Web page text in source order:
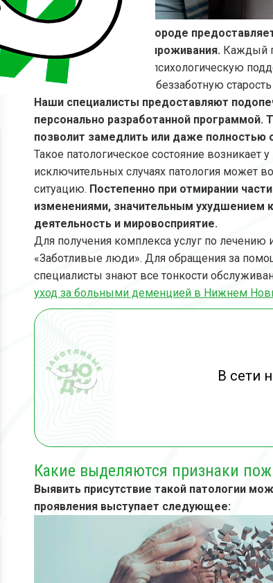
люди» в Нижнем Новгороде
безопасные условия проживания. Каждый
восстановления, уход, психологическую
получать счастливую и беззаботную
Наши специалисты предоставляют
персонально разработанной программой.
позволит замедлить или даже полностью
Такое патологическое состояние
исключительных случаях патология может
ситуацию. Постепенно при отмирании
изменениями, значительным ухудшением
деятельность и мировосприятие.
Для получения комплекса услуг по
«Заботливые люди». Для обращения за
специалисты знают все тонкости
уход за больными деменцией в Нижнем
В сети
Какие выделяются признаки
Выявить присутствие такой патологии
проявления выступает следующее: